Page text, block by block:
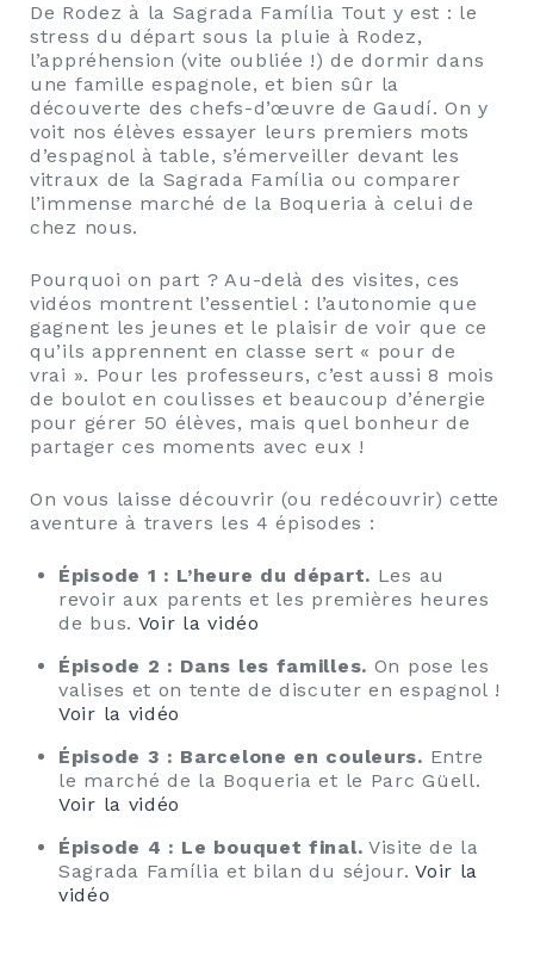
De Rodez à la Sagrada Família Tout y est : le
stress du départ sous la pluie à Rodez,
l’appréhension (vite oubliée !) de dormir dans
une famille espagnole, et bien sûr la
découverte des chefs-d’œuvre de Gaudí. On y
voit nos élèves essayer leurs premiers mots
d’espagnol à table, s’émerveiller devant les
vitraux de la Sagrada Família ou comparer
l’immense marché de la Boqueria à celui de
chez nous.
Pourquoi on part ? Au-delà des visites, ces
vidéos montrent l’essentiel : l’autonomie que
gagnent les jeunes et le plaisir de voir que ce
qu’ils apprennent en classe sert « pour de
vrai ». Pour les professeurs, c’est aussi 8 mois
de boulot en coulisses et beaucoup d’énergie
pour gérer 50 élèves, mais quel bonheur de
partager ces moments avec eux !
On vous laisse découvrir (ou redécouvrir) cette
aventure à travers les 4 épisodes :
Épisode 1 : L’heure du départ. Les au
revoir aux parents et les premières heures
de bus. Voir la vidéo
Épisode 2 : Dans les familles. On pose les
valises et on tente de discuter en espagnol !
Voir la vidéo
Épisode 3 : Barcelone en couleurs. Entre
le marché de la Boqueria et le Parc Güell.
Voir la vidéo
Épisode 4 : Le bouquet final. Visite de la
Sagrada Família et bilan du séjour.Voir la
vidéo